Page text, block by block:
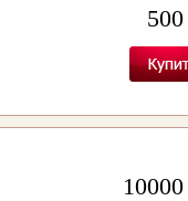
500
10000